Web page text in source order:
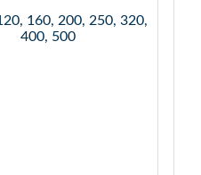
160, 200, 250, 320,
400, 500